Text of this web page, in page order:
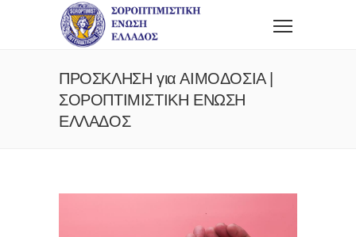
ΠΡΟΣΚΛΗΣΗ για ΑΙΜΟΔΟΣΙΑ |
ΣOΡΟΠΤΙΜΙΣΤΙΚΗ ΕΝΩΣΗ
ΕΛΛΑΔΟΣ